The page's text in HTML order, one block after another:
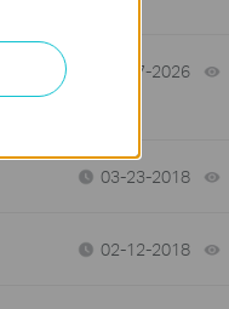
03-27-2026
03-23-2018
02-12-2018